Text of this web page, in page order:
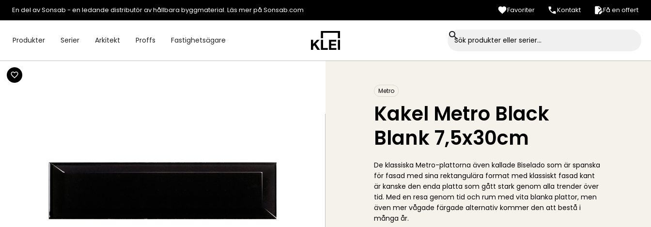
En del av Sonsab - en ledande distributör av hållbara byggmaterial. Läs mer på Sonsab.com Favoriter Kontakt Få en offert
Produkter Serier Arkitekt Proffs Fastighetsägare
Metro
Kakel Metro Black
Blank 7,5x30cm
De klassiska Metro-plattorna även kallade Biselado som är spanska
för fasad med sina rektangulära format med klassiskt fasad kant
är kanske den enda platta som gått stark genom alla trender över
tid. Med en resa genom tid och rum med vita blanka plattor, men
även mer vågade färgade alternativ kommer den att bestå i
många år.